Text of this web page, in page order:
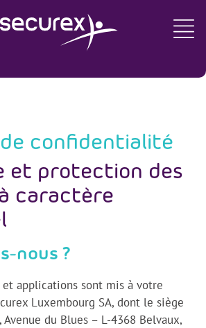
confidentialité
et protection des
caractère
nous ?
et applications sont mis à votre
Luxembourg SA, dont le siège
du Blues – L-4368 Belvaux,